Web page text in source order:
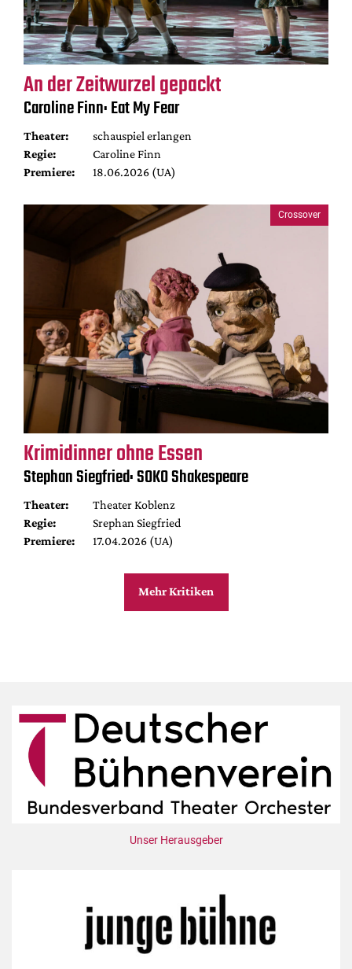
An der Zeitwurzel gepackt
Caroline Finn: Eat My Fear
Theater:
schauspiel erlangen
Regie:
Caroline Finn
Premiere:
18.06.2026 (UA)
Crossover
Krimidinner ohne Essen
Stephan Siegfried: SOKO Shakespeare
Theater:
Theater Koblenz
Regie:
Srephan Siegfried
Premiere:
17.04.2026 (UA)
Mehr Kritiken
Unser Herausgeber